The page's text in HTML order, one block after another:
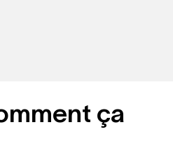
ça